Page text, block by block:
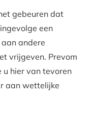
gebeuren dat
een
andere
vrijgeven. Prevom
u hier van tevoren
aan wettelijke